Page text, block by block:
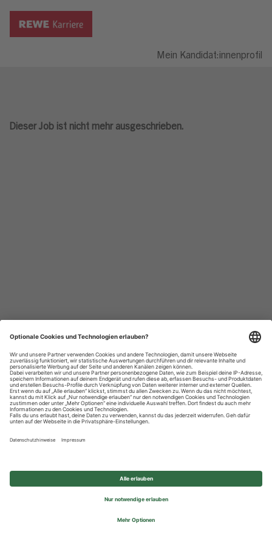
Mein Kandidat:innenprofil
Dieser Job ist nicht mehr ausgeschrieben.
Datenschutzhinweise
Impressum
Privatsphäre-Einstellungen
© 2026 REWE Group - All rights reserved